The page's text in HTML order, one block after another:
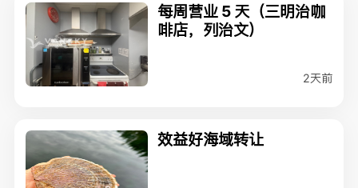
每周营业 5 天（三明治咖
啡店，列治文）
2天前
效益好海域转让